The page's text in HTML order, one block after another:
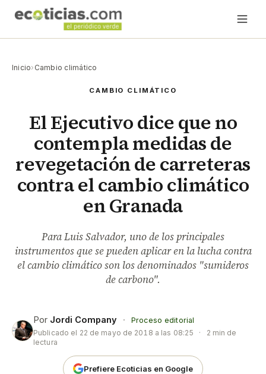
Inicio› Cambio climático
CAMBIO CLIMÁTICO
El Ejecutivo dice que no
contempla medidas de
revegetación de carreteras
contra el cambio climático
en Granada
Para Luis Salvador, uno de los principales
instrumentos que se pueden aplicar en la lucha contra
el cambio climático son los denominados "sumideros
de carbono".
Por Jordi Company ·
Proceso editorial
Publicado el 22 de mayo de 2018 a las 08:25 ·
2 min de
lectura
Prefiere Ecoticias en Google